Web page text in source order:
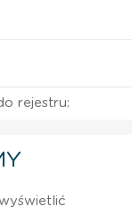
rejestru: